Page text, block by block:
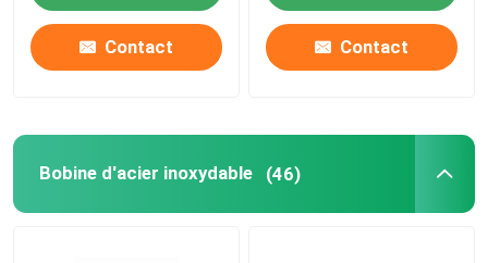
Contact Contact
Bobine d'acier inoxydable (46)